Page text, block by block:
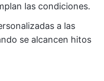
las condiciones.
a las
se alcancen hitos